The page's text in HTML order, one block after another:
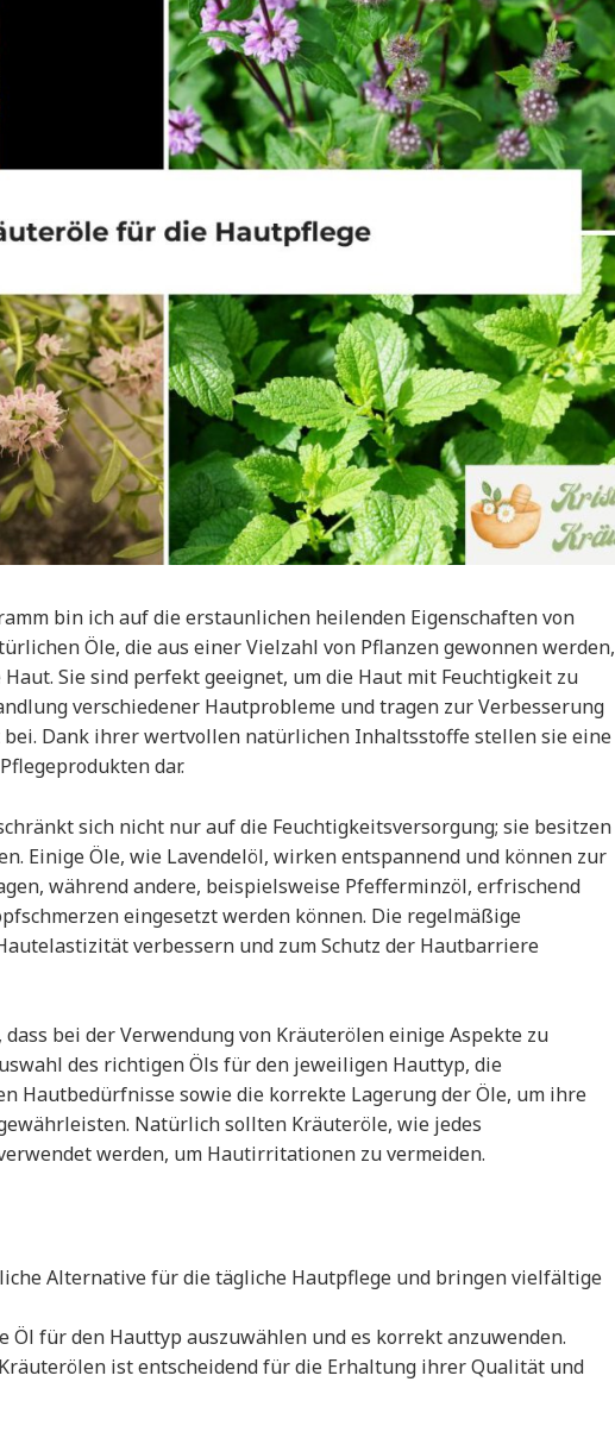
bin ich auf die erstaunlichen heilenden Eigenschaften von
Öle, die aus einer Vielzahl von Pflanzen gewonnen werden,
Sie sind perfekt geeignet, um die Haut mit Feuchtigkeit zu
verschiedener Hautprobleme und tragen zur Verbesserung
Dank ihrer wertvollen natürlichen Inhaltsstoffe stellen sie eine
dar.
sich nicht nur auf die Feuchtigkeitsversorgung; sie besitzen
Einige Öle, wie Lavendelöl, wirken entspannend und können zur
während andere, beispielsweise Pfefferminzöl, erfrischend
eingesetzt werden können. Die regelmäßige
verbessern und zum Schutz der Hautbarriere
bei der Verwendung von Kräuterölen einige Aspekte zu
des richtigen Öls für den jeweiligen Hauttyp, die
Hautbedürfnisse sowie die korrekte Lagerung der Öle, um ihre
Natürlich sollten Kräuteröle, wie jedes
werden, um Hautirritationen zu vermeiden.
Alternative für die tägliche Hautpflege und bringen vielfältige
Öl für den Hauttyp auszuwählen und es korrekt anzuwenden.
ist entscheidend für die Erhaltung ihrer Qualität und